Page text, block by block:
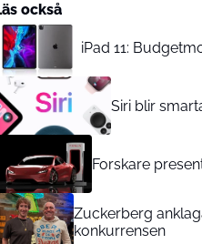
också
iPad 11:
Siri blir
Forskare
Zuckerberg
konkurrensen